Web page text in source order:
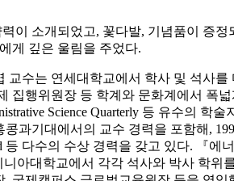
이 소개되었고, 꽃다발, 기념품이 증정
게 깊은 울림을 주었다.
교수는 연세대학교에서 학사 및 석사
행위원장 등 학계와 문화계에서 폭넓
Science Quarterly 등 유수의 학
과기대에서의 교수 경력을 포함해,
다수의 수상 경력을 갖고 있다. 『에
아대학교에서 각각 석사와 박사 학위